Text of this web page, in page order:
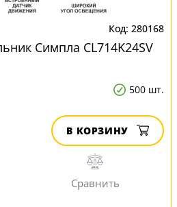
280168
Симпла CL714K24SV
500 шт.
В КОРЗИНУ